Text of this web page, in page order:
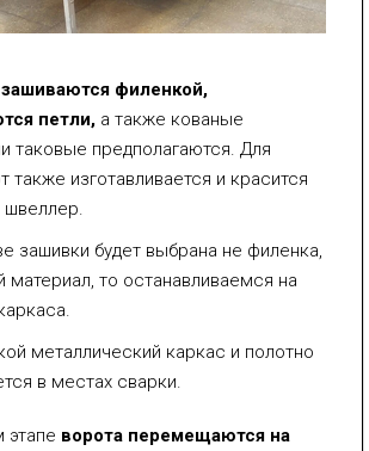
филенкой,
петли, а также кованые
таковые предполагаются. Для
также изготавливается и красится
швеллер.
зашивки будет выбрана не филенка,
материал, то останавливаемся на
металлический каркас и полотно
в местах сварки.
ворота перемещаются на